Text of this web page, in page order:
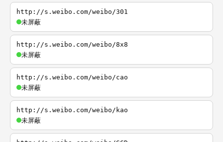
http://s.weibo.com/weibo/301
未屏蔽
http://s.weibo.com/weibo/8x8
未屏蔽
http://s.weibo.com/weibo/cao
未屏蔽
http://s.weibo.com/weibo/kao
未屏蔽